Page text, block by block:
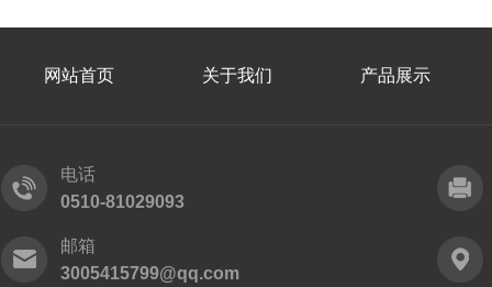
网站首页 关于我们 产品展示
电话
0510-81029093
邮箱
3005415799@qq.com